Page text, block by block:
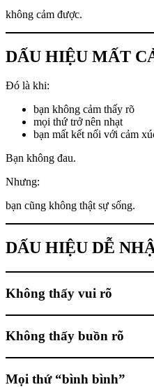
không cảm được.
DẤU HIỆU MẤT
Đó là khi:
bạn không cảm thấy rõ
mọi thứ trở nên nhạt
bạn mất kết nối với cảm
Bạn không đau.
Nhưng:
bạn cũng không thật sự sống.
DẤU HIỆU DỄ
Không thấy vui rõ
Không thấy buồn rõ
Mọi thứ “bình bình”